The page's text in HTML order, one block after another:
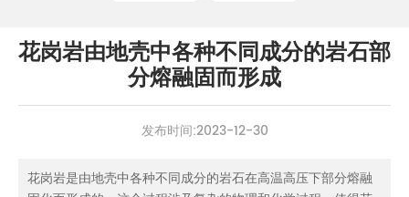
新闻中心
花岗岩由地壳中各种不同成分的岩石部
分熔融固而形成
发布时间:2023-12-30
花岗岩是由地壳中各种不同成分的岩石在高温高压下部分熔融